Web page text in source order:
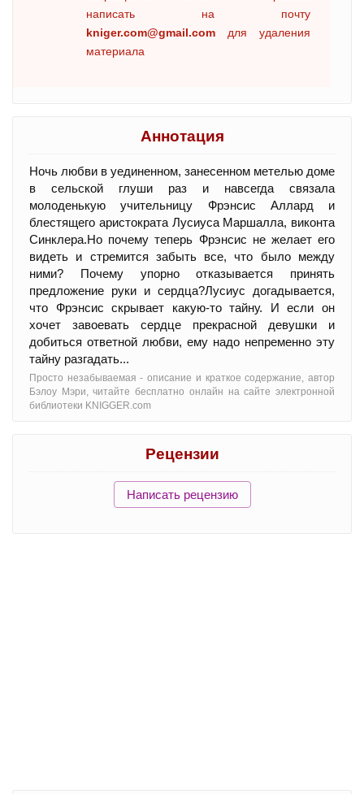
написать на почту
kniger.com@gmail.com для удаления
материала
Аннотация
Ночь любви в уединенном, занесенном метелью доме
в сельской глуши раз и навсегда связала
молоденькую учительницу Фрэнсис Аллард и
блестящего аристократа Лусиуса Маршалла, виконта
Синклера.Но почему теперь Фрэнсис не желает его
видеть и стремится забыть все, что было между
ними? Почему упорно отказывается принять
предложение руки и сердца?Лусиус догадывается,
что Фрэнсис скрывает какую-то тайну. И если он
хочет завоевать сердце прекрасной девушки и
добиться ответной любви, ему надо непременно эту
тайну разгадать...
Просто незабываемая - oписание и краткое содержание, автор
Бэлоу Мэри, читайте бесплатно онлайн на сайте электронной
библиотеки KNIGGER.com
Рецензии
Написать рецензию